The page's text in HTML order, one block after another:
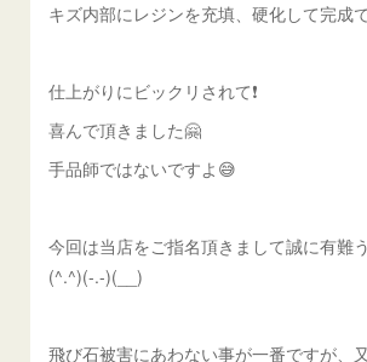
キズ内部にレジンを充填、硬化して完成
仕上がりにビックリされて❗️
喜んで頂きました🤗
手品師ではないですよ😅
今回は当店をご指名頂きまして誠に有難
(^.^)(-.-)(__)
飛び石被害にあわない事が一番ですが、